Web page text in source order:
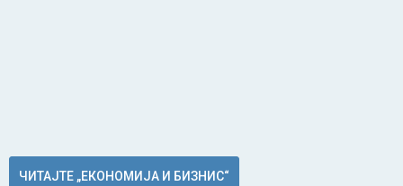
ЧИТАЈТЕ „ЕКОНОМИЈА И БИЗНИС“